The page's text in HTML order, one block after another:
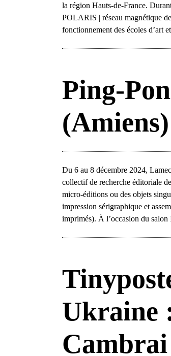
la région Hauts-de-France.
POLARIS | réseau magnétique
fonctionnement des écoles d’art
Ping-
Du 6 au 8 décembre 2024,
collectif de recherche éditoriale
micro-éditions ou des objets
impression sérigraphique et
imprimés). À l’occasion du
Ukraine
Cambrai